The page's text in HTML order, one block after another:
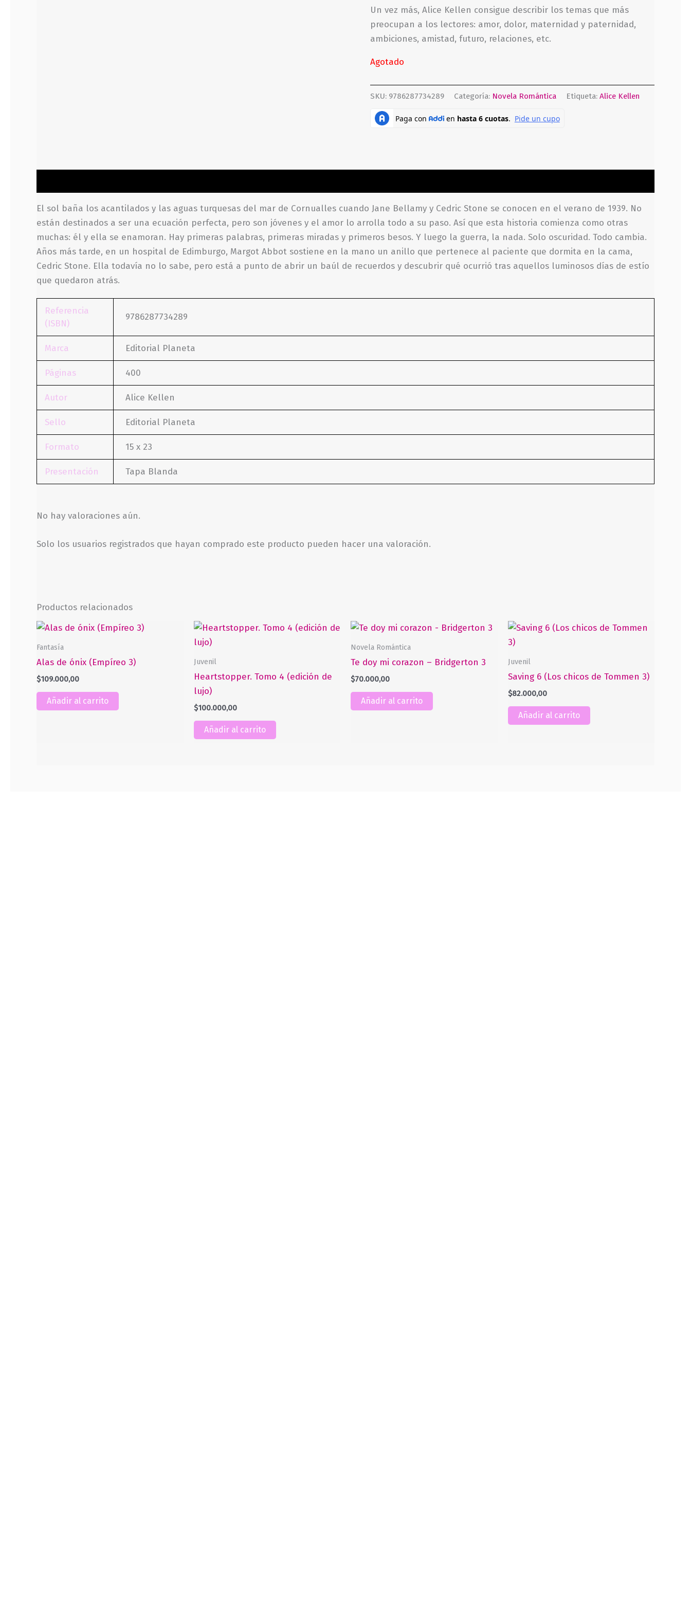
Un vez más, Alice Kellen consigue describir los temas que más
preocupan a los lectores: amor, dolor, maternidad y paternidad,
ambiciones, amistad, futuro, relaciones, etc.
Agotado
SKU: 9786287734289 Categoría: Novela Romántica Etiqueta:Alice Kellen
El sol baña los acantilados y las aguas turquesas del mar de Cornualles cuando Jane Bellamy y Cedric Stone se conocen en el verano de 1939. No
están destinados a ser una ecuación perfecta, pero son jóvenes y el amor lo arrolla todo a su paso. Así que esta historia comienza como otras
muchas: él y ella se enamoran. Hay primeras palabras, primeras miradas y primeros besos. Y luego la guerra, la nada. Solo oscuridad. Todo cambia.
Años más tarde, en un hospital de Edimburgo, Margot Abbot sostiene en la mano un anillo que pertenece al paciente que dormita en la cama,
Cedric Stone. Ella todavía no lo sabe, pero está a punto de abrir un baúl de recuerdos y descubrir qué ocurrió tras aquellos luminosos días de estío
que quedaron atrás.
Referencia
(ISBN)
9786287734289
Marca Editorial Planeta
Páginas 400
Autor Alice Kellen
Sello Editorial Planeta
Formato 15 x 23
Presentación Tapa Blanda
No hay valoraciones aún.
Solo los usuarios registrados que hayan comprado este producto pueden hacer una valoración.
Productos relacionados
Fantasía
Alas de ónix (Empíreo 3)
$109.000,00
Añadir al carrito
Juvenil
Heartstopper. Tomo 4 (edición de
lujo)
$100.000,00
Añadir al carrito
Novela Romántica
Te doy mi corazon – Bridgerton 3
$70.000,00
Añadir al carrito
Juvenil
Saving 6 (Los chicos de Tommen 3)
$82.000,00
Añadir al carrito